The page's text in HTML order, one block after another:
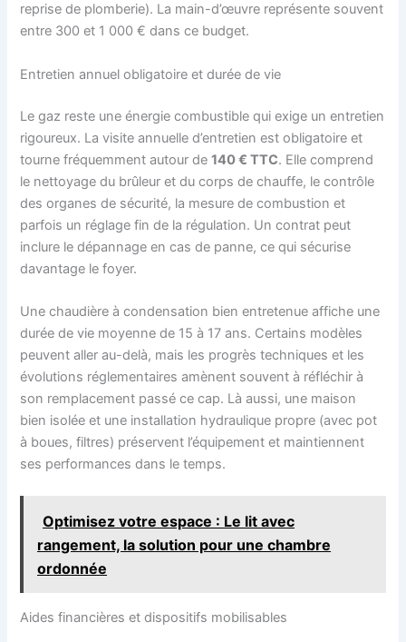
reprise de plomberie). La main-d’œuvre représente souvent
entre 300 et 1 000 € dans ce budget.
Entretien annuel obligatoire et durée de vie
Le gaz reste une énergie combustible qui exige un entretien
rigoureux. La visite annuelle d’entretien est obligatoire et
tourne fréquemment autour de140 € TTC. Elle comprend
le nettoyage du brûleur et du corps de chauffe, le contrôle
des organes de sécurité, la mesure de combustion et
parfois un réglage fin de la régulation. Un contrat peut
inclure le dépannage en cas de panne, ce qui sécurise
davantage le foyer.
Une chaudière à condensation bien entretenue affiche une
durée de vie moyenne de 15 à 17 ans. Certains modèles
peuvent aller au-delà, mais les progrès techniques et les
évolutions réglementaires amènent souvent à réfléchir à
son remplacement passé ce cap. Là aussi, une maison
bien isolée et une installation hydraulique propre (avec pot
à boues, filtres) préservent l’équipement et maintiennent
ses performances dans le temps.
Optimisez votre espace : Le lit avec
rangement, la solution pour une chambre
ordonnée
Aides financières et dispositifs mobilisables